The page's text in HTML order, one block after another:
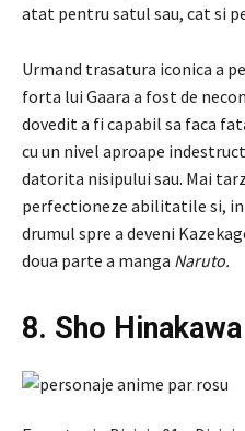
atat pentru satul sau, cat si
Urmand trasatura iconica a
forta lui Gaara a fost de
dovedit a fi capabil sa faca
cu un nivel aproape
datorita nisipului sau. Mai
perfectioneze abilitatile si, in
drumul spre a deveni
doua parte a manga Naruto.
8. Sho